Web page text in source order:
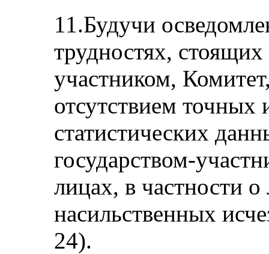
11.Будучи
трудностях,
участником,
отсутствием точных
статистических
государством-
лицах, в частности
насильственных
24).